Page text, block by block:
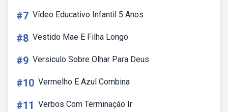
#7 Vídeo Educativo Infantil 5 Anos
#8 Vestido Mae E Filha Longo
#9 Versiculo Sobre Olhar Para Deus
#10 Vermelho E Azul Combina
#11 Verbos Com Terminação Ir